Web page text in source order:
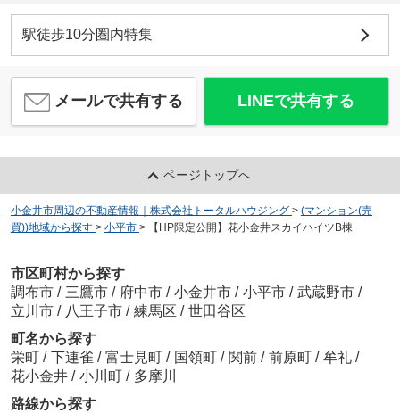
駅徒歩10分圏内特集
メールで共有する LINEで共有する
ページトップへ
小金井市周辺の不動産情報｜株式会社トータルハウジング > (マンション(売
買))地域から探す > 小平市 > 【HP限定公開】花小金井スカイハイツB棟
市区町村から探す
調布市 / 三鷹市 / 府中市 / 小金井市 / 小平市 / 武蔵野市 /
立川市 / 八王子市 / 練馬区 / 世田谷区
町名から探す
栄町 / 下連雀 / 富士見町 / 国領町 / 関前 / 前原町 / 牟礼 /
花小金井 / 小川町 / 多摩川
路線から探す